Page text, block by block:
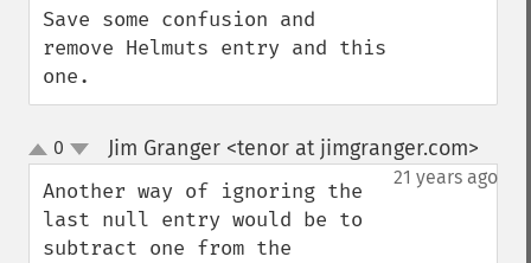
Save some confusion and
remove Helmuts entry and this
one.
up
down
0 Jim Granger <tenor at jimgranger.com>
21 years ago
Another way of ignoring the
last null entry would be to
subtract one from the